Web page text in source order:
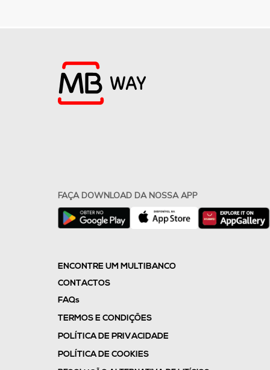
FAÇA DOWNLOAD DA NOSSA APP
ENCONTRE UM MULTIBANCO
CONTACTOS
FAQs
TERMOS E CONDIÇÕES
POLÍTICA DE PRIVACIDADE
POLÍTICA DE COOKIES